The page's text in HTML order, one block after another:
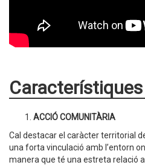
Característiques
ACCIÓ COMUNITÀRIA
Cal destacar el caràcter territorial
una forta vinculació amb l’entorn
manera que té una estreta relació